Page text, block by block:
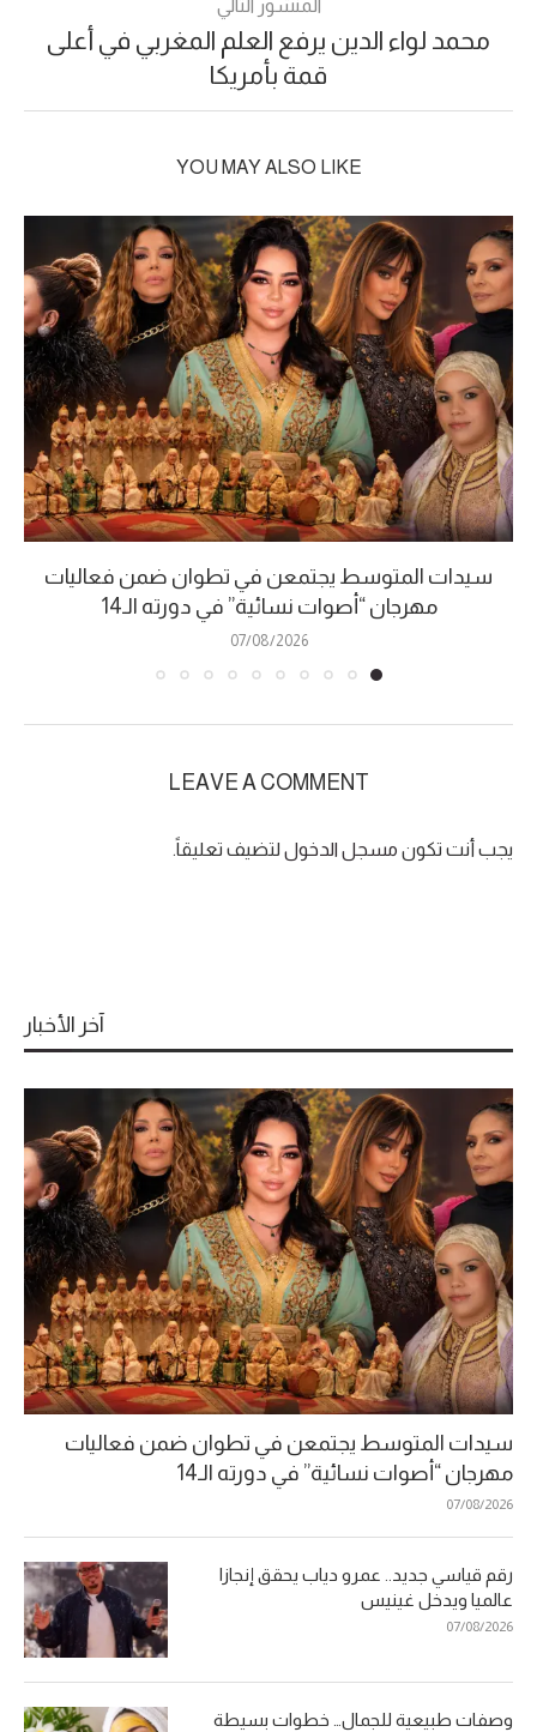
المنشور التالي
محمد لواء الدين يرفع العلم المغربي في أعلى
قمة بأمريكا
YOU MAY ALSO LIKE
سيدات المتوسط يجتمعن في تطوان ضمن فعاليات
مهرجان “أصوات نسائية” في دورته الـ14
07/08/2026
LEAVE A COMMENT
يجب أنت تكون مسجل الدخول لتضيف تعليقاً.
آخر الأخبار
سيدات المتوسط يجتمعن في تطوان ضمن فعاليات
مهرجان “أصوات نسائية” في دورته الـ14
07/08/2026
رقم قياسي جديد.. عمرو دياب يحقق إنجازا
عالميا ويدخل غينيس
07/08/2026
وصفات طبيعية للجمال… خطوات بسيطة